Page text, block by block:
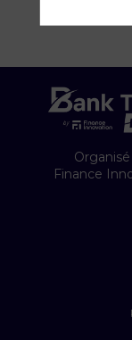
Finance